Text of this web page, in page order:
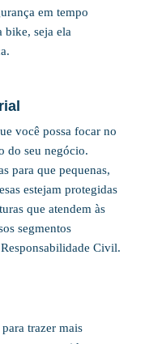
em tempo
bike, seja ela
você possa focar no
do seu negócio.
para que pequenas,
estejam protegidas
que atendem às
segmentos
Civil.
trazer mais